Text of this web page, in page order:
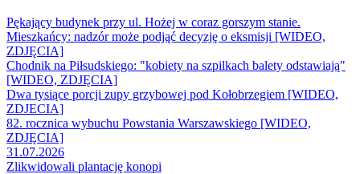
Pękający budynek przy ul. Hożej w coraz gorszym stanie.
Mieszkańcy: nadzór może podjąć decyzję o eksmisji [WIDEO,
ZDJĘCIA]
Chodnik na Piłsudskiego: "kobiety na szpilkach balety odstawiają"
[WIDEO, ZDJĘCIA]
Dwa tysiące porcji zupy grzybowej pod Kołobrzegiem [WIDEO,
ZDJECIA]
82. rocznica wybuchu Powstania Warszawskiego [WIDEO,
ZDJĘCIA]
31.07.2026
Zlikwidowali plantację konopi